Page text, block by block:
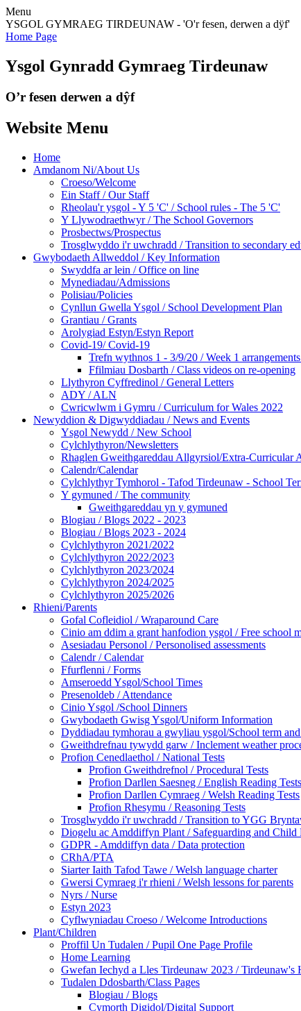
Menu
YSGOL GYMRAEG TIRDEUNAW - 'O'r fesen, derwen a dÿf'
Home Page
Ysgol Gynradd Gymraeg Tirdeunaw
O’r fesen derwen a dŷf
Website Menu
Home
Amdanom Ni/About Us
Croeso/Welcome
Ein Staff / Our Staff
Rheolau'r ysgol - Y 5 'C' / School rules - The 5 'C'
Y Llywodraethwyr / The School Governors
Prosbectws/Prospectus
Trosglwyddo i'r uwchradd / Transition to secondary
Gwybodaeth Allweddol / Key Information
Swyddfa ar lein / Office on line
Mynediadau/Admissions
Polisiau/Policies
Cynllun Gwella Ysgol / School Development Plan
Grantiau / Grants
Arolygiad Estyn/Estyn Report
Covid-19/ Covid-19
Trefn wythnos 1 - 3/9/20 / Week 1
Ffilmiau Dosbarth / Class videos on re-opening
Llythyron Cyffredinol / General Letters
ADY / ALN
Cwricwlwm i Gymru / Curriculum for Wales 2022
Newyddion & Digwyddiadau / News and Events
Ysgol Newydd / New School
Cylchlythyron/Newsletters
Rhaglen Gweithgareddau Allgyrsiol/Extra-Curricular
Calendr/Calendar
Cylchlythyr Tymhorol - Tafod Tirdeunaw - School
Y gymuned / The community
Gweithgareddau yn y gymuned
Blogiau / Blogs 2022 - 2023
Blogiau / Blogs 2023 - 2024
Cylchlythyron 2021/2022
Cylchlythyron 2022/2023
Cylchlythyron 2023/2024
Cylchlythyron 2024/2025
Cylchlythyron 2025/2026
Rhieni/Parents
Gofal Cofleidiol / Wraparound Care
Cinio am ddim a grant hanfodion ysgol / Free school
Asesiadau Personol / Personolised assessments
Calendr / Calendar
Ffurflenni / Forms
Amseroedd Ysgol/School Times
Presenoldeb / Attendance
Cinio Ysgol /School Dinners
Gwybodaeth Gwisg Ysgol/Uniform Information
Dyddiadau tymhorau a gwyliau ysgol/School term
Gweithdrefnau tywydd garw / Inclement weather
Profion Cenedlaethol / National Tests
Profion Gweithdrefnol / Procedural Tests
Profion Darllen Saesneg / English Reading Tests
Profion Darllen Cymraeg / Welsh Reading Tests
Profion Rhesymu / Reasoning Tests
Trosglwyddo i'r uwchradd / Transition to YGG
Diogelu ac Amddiffyn Plant / Safeguarding and Child
GDPR - Amddiffyn data / Data protection
CRhA/PTA
Siarter Iaith Tafod Tawe / Welsh language charter
Gwersi Cymraeg i'r rhieni / Welsh lessons for parents
Nyrs / Nurse
Estyn 2023
Cyflwyniadau Croeso / Welcome Introductions
Plant/Children
Proffil Un Tudalen / Pupil One Page Profile
Home Learning
Gwefan Iechyd a Lles Tirdeunaw 2023 / Tirdeunaw's
Tudalen Ddosbarth/Class Pages
Blogiau / Blogs
Cymorth Digidol/Digital Support